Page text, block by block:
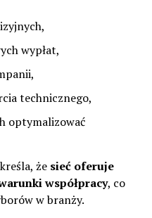
wypłat,
technicznego,
optymalizować
że sieć oferuje
współpracy, co
w branży.